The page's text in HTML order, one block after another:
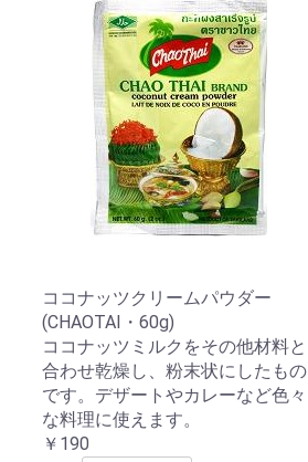
ココナッツクリームパウダー
(CHAOTAI・60g)
ココナッツミルクをその他材料と
合わせ乾燥し、粉末状にしたもの
です。デザートやカレーなど色々
な料理に使えます。
￥190